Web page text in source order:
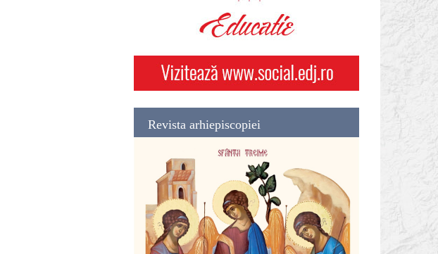
Revista arhiepiscopiei